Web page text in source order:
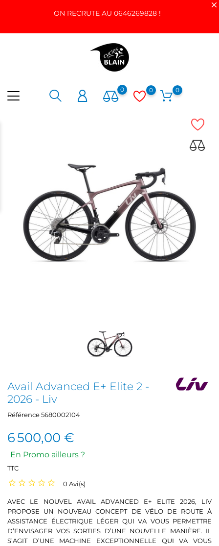
ON RECRUTE AU 0646269828 !
0 0 0
Avail Advanced E+ Elite 2 -
2026 - Liv
Référence5680002104
6 500,00 €
En Promo ailleurs ?
TTC
0 Avi(s)
AVEC LE NOUVEL AVAIL ADVANCED E+ ELITE 2026, LIV
PROPOSE UN NOUVEAU CONCEPT DE VÉLO DE ROUTE À
ASSISTANCE ÉLECTRIQUE LÉGER QUI VA VOUS PERMETTRE
D’ENVISAGER VOS SORTIES D’UNE NOUVELLE MANIÈRE. IL
S’AGIT D’UNE MACHINE EXCEPTIONNELLE QUI VA VOUS